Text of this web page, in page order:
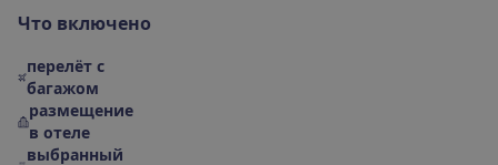
Что включено
перелёт с
багажом
размещение
в отеле
выбранный